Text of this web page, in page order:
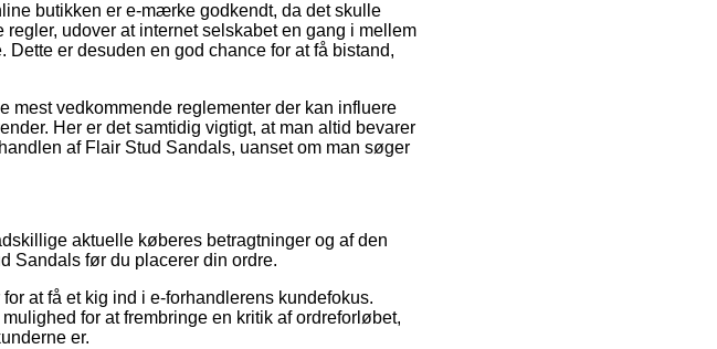
butikken er e-mærke godkendt, da det skulle
udover at internet selskabet en gang i mellem
er desuden en god chance for at få bistand,
mest vedkommende reglementer der kan influere
Her er det samtidig vigtigt, at man altid bevarer
af Flair Stud Sandals, uanset om man søger
aktuelle køberes betragtninger og af den
Sandals før du placerer din ordre.
at få et kig ind i e-forhandlerens kundefokus.
for at frembringe en kritik af ordreforløbet,
er.